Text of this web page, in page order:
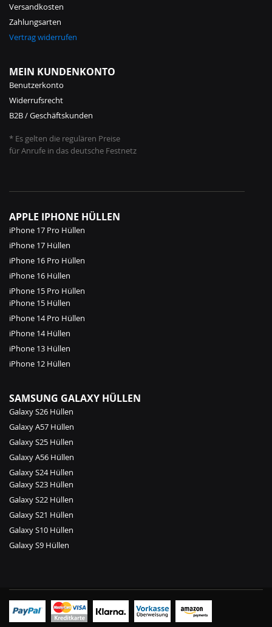
Versandkosten
Zahlungsarten
Vertrag widerrufen
MEIN KUNDENKONTO
Benutzerkonto
Widerrufsrecht
B2B / Geschäftskunden
* Es gelten die regulären Preise
für Anrufe in das deutsche Festnetz
APPLE IPHONE HÜLLEN
iPhone 17 Pro Hüllen
iPhone 17 Hüllen
iPhone 16 Pro Hüllen
iPhone 16 Hüllen
iPhone 15 Pro Hüllen
iPhone 15 Hüllen
iPhone 14 Pro Hüllen
iPhone 14 Hüllen
iPhone 13 Hüllen
iPhone 12 Hüllen
SAMSUNG GALAXY HÜLLEN
Galaxy S26 Hüllen
Galaxy A57 Hüllen
Galaxy S25 Hüllen
Galaxy A56 Hüllen
Galaxy S24 Hüllen
Galaxy S23 Hüllen
Galaxy S22 Hüllen
Galaxy S21 Hüllen
Galaxy S10 Hüllen
Galaxy S9 Hüllen